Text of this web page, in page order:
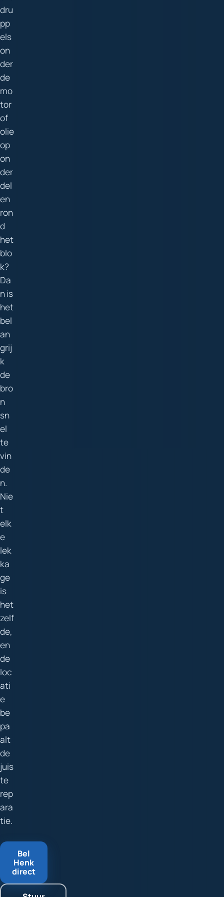
dru
pp
els
on
der
de
mo
tor
of
olie
op
on
der
del
en
ron
d
het
blo
k?
Da
n is
het
bel
an
grij
k
de
bro
n
sn
el
te
vin
de
n.
Nie
t
elk
e
lek
ka
ge
is
het
zelf
de,
en
de
loc
ati
e
be
pa
alt
de
juis
te
rep
ara
tie.
Bel
Henk
direct